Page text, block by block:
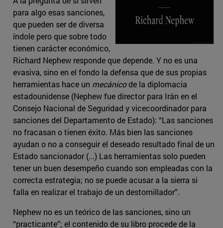
para algo esas sanciones,
que pueden ser de diversa
índole pero que sobre todo
tienen carácter económico,
Richard Nephew responde que depende. Y no es una
evasiva, sino en el fondo la defensa que de sus propias
herramientas hace un mecánicode la diplomacia
estadounidense (Nephew fue director para Irán en el
Consejo Nacional de Seguridad y vicecoordinador para
sanciones del Departamento de Estado): “Las sanciones
no fracasan o tienen éxito. Más bien las sanciones
ayudan o no a conseguir el deseado resultado final de un
Estado sancionador (...) Las herramientas solo pueden
tener un buen desempeño cuando son empleadas con la
correcta estrategia; no se puede acusar a la sierra si
falla en realizar el trabajo de un destornillador”.
Nephew no es un teórico de las sanciones, sino un
“practicante”; el contenido de su libro procede de la